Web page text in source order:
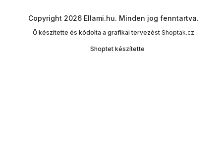
Shoptet készítette
Copyright 2026 Ellami.hu. Minden jog fenntartva.
Ő készítette és kódolta a grafikai tervezést Shoptak.cz